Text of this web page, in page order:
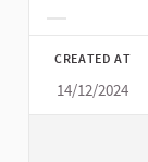
CREATED AT
14/12/2024